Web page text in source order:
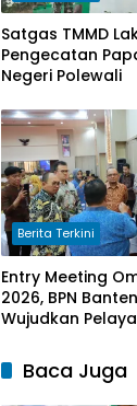
Satgas TMMD
Pengecatan
Negeri Polewali
Berita Terkini
Entry Meeting
2026, BPN
Wujudkan
Masyarakat
Baca Juga